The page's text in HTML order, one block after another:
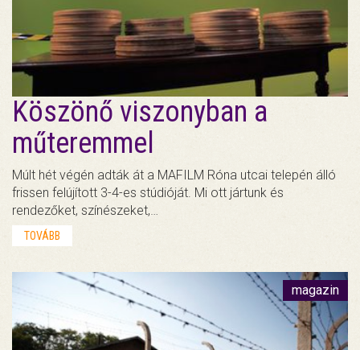
Köszönő viszonyban a
műteremmel
Múlt hét végén adták át a MAFILM Róna utcai telepén álló
frissen felújított 3-4-es stúdióját. Mi ott jártunk és
rendezőket, színészeket,…
TOVÁBB
magazin